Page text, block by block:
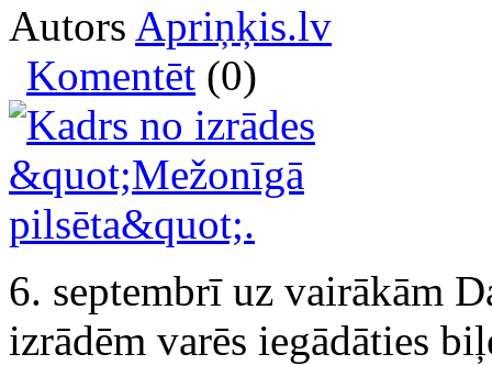
Autors Apriņķis.lv
Komentēt (0)
6. septembrī uz vairākām
izrādēm varēs iegādāties